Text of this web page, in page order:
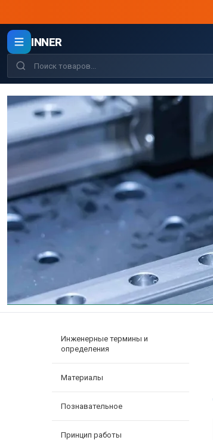
INNER
Инженерные термины и
определения
Материалы
Познавательное
Принцип работы